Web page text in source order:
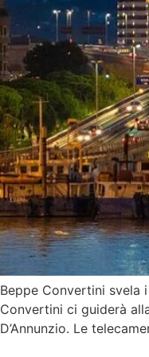
Beppe Convertini svela
Convertini ci guiderà
D’Annunzio. Le